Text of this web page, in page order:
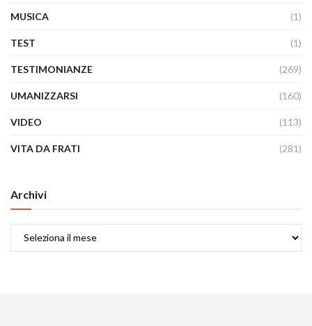
MUSICA (1)
TEST (1)
TESTIMONIANZE (269)
UMANIZZARSI (160)
VIDEO (113)
VITA DA FRATI (281)
Archivi